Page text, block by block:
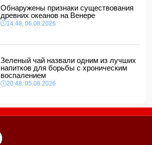
Обнаружены признаки существования
древних океанов на Венере
14:48, 06.08.2026
Зеленый чай назвали одним из лучших
напитков для борьбы с хроническим
воспалением
20:48, 05.08.2026